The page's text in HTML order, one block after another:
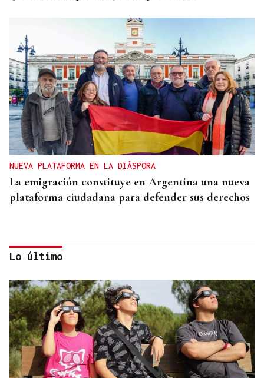
NUEVA PLATAFORMA EN LA DIÁSPORA
La emigración constituye en Argentina una nueva
plataforma ciudadana para defender sus derechos
GIRA
Lo último